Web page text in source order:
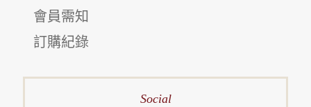
會員需知
訂購紀錄
Social